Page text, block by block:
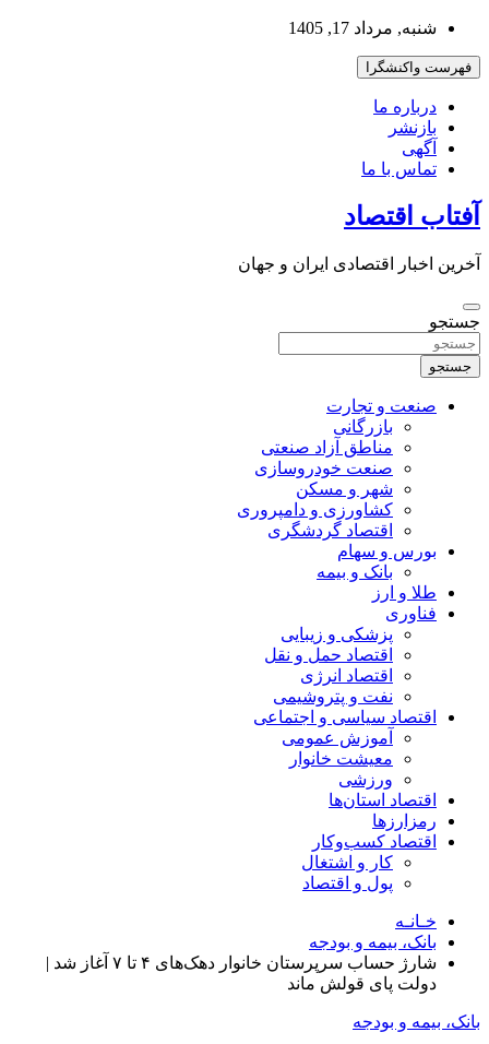
بروید
شنبه, مرداد 17, 1405
فهرست واکنشگرا
درباره ما
بازنشر
آگهی
تماس با ما
آفتاب اقتصاد
آخرین اخبار اقتصادی ایران و جهان
جستجو
جستجو
صنعت و تجارت
بازرگانی
مناطق آزاد صنعتی
صنعت خودروسازی
شهر و مسکن
کشاورزی و دامپروری
اقتصاد گردشگری
بورس و سهام
بانک و بیمه
طلا و ارز
فناوری
پزشکی و زیبایی
اقتصاد حمل و نقل
اقتصاد انرژی
نفت و پتروشیمی
اقتصاد سیاسی و اجتماعی
آموزش عمومی
معیشت خانوار
ورزشی
اقتصاد استان‌ها
رمزارزها
اقتصاد کسب‌و‌کار
کار و اشتغال
پول و اقتصاد
خـانـه
بانک، بیمه و بودجه
شارژ حساب سرپرستان خانوار دهک‌های ۴ تا ۷ آغاز شد |
دولت پای قولش ماند
بانک، بیمه و بودجه